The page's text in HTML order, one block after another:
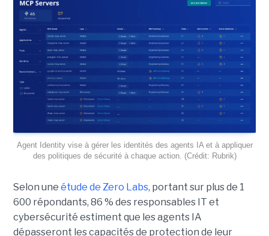
Agent Identity vise à gérer les identités des agents IA et à appliquer
des politiques de sécurité à chaque action. (Crédit: Rubrik)
Selon une étude de Zero Labs, portant sur plus de 1
600 répondants, 86 % des responsables IT et
cybersécurité estiment que les agents IA
dépasseront les capacités de protection de leur